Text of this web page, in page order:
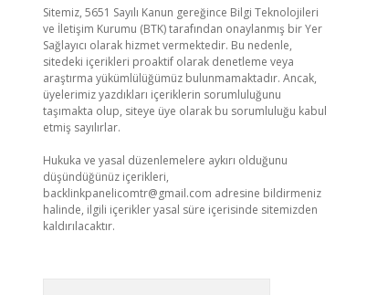
Sitemiz, 5651 Sayılı Kanun gereğince Bilgi Teknolojileri
ve İletişim Kurumu (BTK) tarafından onaylanmış bir Yer
Sağlayıcı olarak hizmet vermektedir. Bu nedenle,
sitedeki içerikleri proaktif olarak denetleme veya
araştırma yükümlülüğümüz bulunmamaktadır. Ancak,
üyelerimiz yazdıkları içeriklerin sorumluluğunu
taşımakta olup, siteye üye olarak bu sorumluluğu kabul
etmiş sayılırlar.
Hukuka ve yasal düzenlemelere aykırı olduğunu
düşündüğünüz içerikleri,
backlinkpanelicomtr@gmail.com adresine bildirmeniz
halinde, ilgili içerikler yasal süre içerisinde sitemizden
kaldırılacaktır.